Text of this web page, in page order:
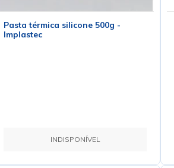
Pasta térmica silicone 500g -
Implastec
INDISPONÍVEL